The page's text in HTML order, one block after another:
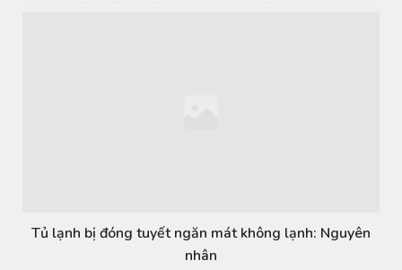
Tủ lạnh bị đóng tuyết ngăn mát không lạnh: Nguyên
nhân